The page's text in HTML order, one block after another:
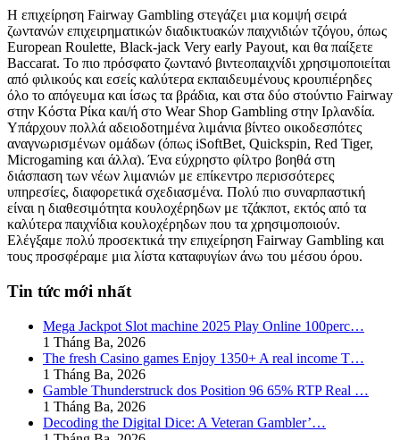
Η επιχείρηση Fairway Gambling στεγάζει μια κομψή σειρά
ζωντανών επιχειρηματικών διαδικτυακών παιχνιδιών τζόγου, όπως
European Roulette, Black-jack Very early Payout, και θα παίξετε
Baccarat. Το πιο πρόσφατο ζωντανό βιντεοπαιχνίδι χρησιμοποιείται
από φιλικούς και εσείς καλύτερα εκπαιδευμένους κρουπιέρηδες
όλο το απόγευμα και ίσως τα βράδια, και στα δύο στούντιο Fairway
στην Κόστα Ρίκα και/ή στο Wear Shop Gambling στην Ιρλανδία.
Υπάρχουν πολλά αδειοδοτημένα λιμάνια βίντεο οικοδεσπότες
αναγνωρισμένων ομάδων (όπως iSoftBet, Quickspin, Red Tiger,
Microgaming και άλλα). Ένα εύχρηστο φίλτρο βοηθά στη
διάσπαση των νέων λιμανιών με επίκεντρο περισσότερες
υπηρεσίες, διαφορετικά σχεδιασμένα. Πολύ πιο συναρπαστική
είναι η διαθεσιμότητα κουλοχέρηδων με τζάκποτ, εκτός από τα
καλύτερα παιχνίδια κουλοχέρηδων που τα χρησιμοποιούν.
Ελέγξαμε πολύ προσεκτικά την επιχείρηση Fairway Gambling και
τους προσφέραμε μια λίστα καταφυγίων άνω του μέσου όρου.
Tin tức mới nhất
Mega Jackpot Slot machine 2025 Play Online 100perc…
1 Tháng Ba, 2026
The fresh Casino games Enjoy 1350+ A real income T…
1 Tháng Ba, 2026
Gamble Thunderstruck dos Position 96 65% RTP Real …
1 Tháng Ba, 2026
Decoding the Digital Dice: A Veteran Gambler’…